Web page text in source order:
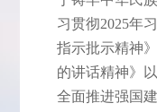
习贯彻2025年
指示批示精神
的讲话精神》
全面推进强国